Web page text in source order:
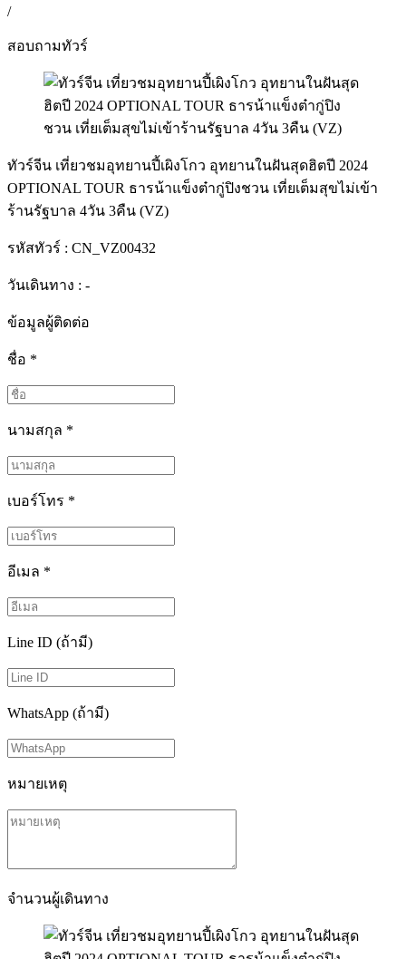
/
สอบถามทัวร์
ทัวร์จีน เที่ยวชมอุทยานปี้เผิงโกว อุทยานในฝันสุดฮิตปี 2024
OPTIONAL TOUR ธารน้าแข็งต๋ากู่ปิงชวน เที่ยเต็มสุขไม่เข้า
ร้านรัฐบาล 4วัน 3คืน (VZ)
รหัสทัวร์ : CN_VZ00432
วันเดินทาง : -
ข้อมูลผู้ติดต่อ
ชื่อ *
นามสกุล *
เบอร์โทร *
อีเมล *
Line ID (ถ้ามี)
WhatsApp (ถ้ามี)
หมายเหตุ
จำนวนผู้เดินทาง